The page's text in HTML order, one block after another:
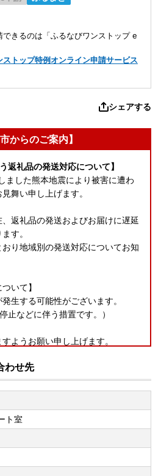
きるのは「ふるなびワンストップ e
ストップ特例オンライン申請サービス
シェアする
市からのご案内】
返礼品の発送対応について】
ました熊本地震により被害に遭わ
舞い申し上げます。
返礼品の発送およびお届けに遅延
す。
り地域別の発送対応についてお知
いて】
生する可能性がございます。
止などに伴う措置です。）
ようお願い申し上げます。
するお手続きについてお知らせ】
申請可能 ※
わせ先
ト室